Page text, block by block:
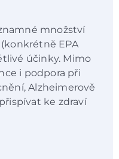
množství
EPA
účinky. Mimo
i podpora při
Alzheimerově
ke zdraví